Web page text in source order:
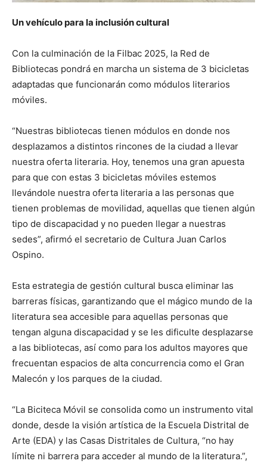
Un vehículo para la inclusión cultural
Con la culminación de la Filbac 2025, la Red de
Bibliotecas pondrá en marcha un sistema de 3 bicicletas
adaptadas que funcionarán como módulos literarios
móviles.
“Nuestras bibliotecas tienen módulos en donde nos
desplazamos a distintos rincones de la ciudad a llevar
nuestra oferta literaria. Hoy, tenemos una gran apuesta
para que con estas 3 bicicletas móviles estemos
llevándole nuestra oferta literaria a las personas que
tienen problemas de movilidad, aquellas que tienen algún
tipo de discapacidad y no pueden llegar a nuestras
sedes”, afirmó el secretario de Cultura Juan Carlos
Ospino.
Esta estrategia de gestión cultural busca eliminar las
barreras físicas, garantizando que el mágico mundo de la
literatura sea accesible para aquellas personas que
tengan alguna discapacidad y se les dificulte desplazarse
a las bibliotecas, así como para los adultos mayores que
frecuentan espacios de alta concurrencia como el Gran
Malecón y los parques de la ciudad.
“La Biciteca Móvil se consolida como un instrumento vital
donde, desde la visión artística de la Escuela Distrital de
Arte (EDA) y las Casas Distritales de Cultura, “no hay
límite ni barrera para acceder al mundo de la literatura.”,